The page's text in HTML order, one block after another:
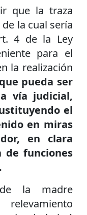
que la traza
la cual sería
4 de la Ley
para el
la realización
pueda ser
vía judicial,
el
en miras
en clara
de funciones
la madre